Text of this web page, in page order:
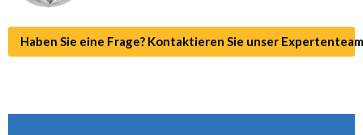
Haben Sie eine Frage? Kontaktieren Sie unser